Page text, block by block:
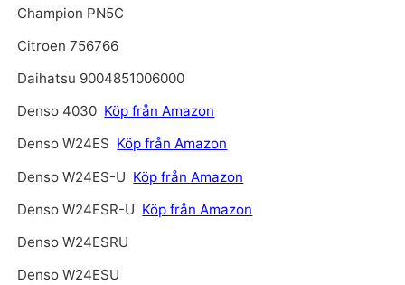
Champion PN5C
Citroen 756766
Daihatsu 9004851006000
Denso 4030 Köp från Amazon
Denso W24ES Köp från Amazon
Denso W24ES-U Köp från Amazon
Denso W24ESR-U Köp från Amazon
Denso W24ESRU
Denso W24ESU